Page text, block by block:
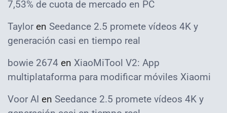
7,53% de cuota de mercado en PC
Taylor en Seedance 2.5 promete vídeos 4K y
generación casi en tiempo real
bowie 2674 en XiaoMiTool V2: App
multiplataforma para modificar móviles Xiaomi
Voor AI en Seedance 2.5 promete vídeos 4K y